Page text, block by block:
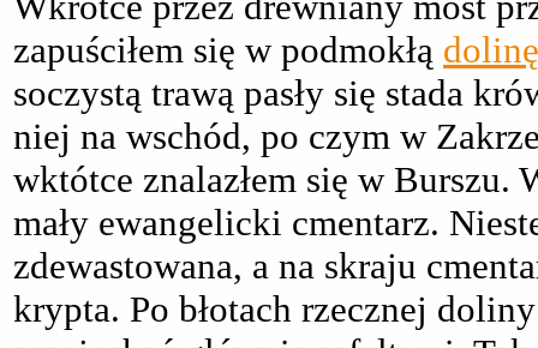
zapuściłem się w podmokłą
soczystą trawą pasły się stada
niej na wschód, po czym w
wktótce znalazłem się w Burszu.
mały ewangelicki cmentarz.
zdewastowana, a na skraju
krypta. Po błotach rzecznej